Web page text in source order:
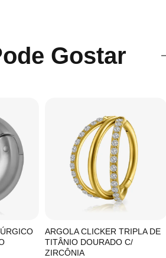
Gostar
ARGOLA CLICKER TRIPLA DE
TITÂNIO DOURADO C/
ZIRCÔNIA